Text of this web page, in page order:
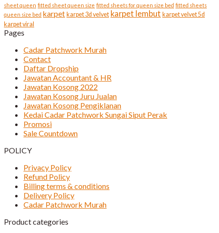
sheet queen fitted sheet queen size fitted sheets for queen size bed fitted sheets
queen size bed karpet karpet 3d velvet karpet lembut karpet velvet 5d
karpet viral
Pages
Cadar Patchwork Murah
Contact
Daftar Dropship
Jawatan Accountant & HR
Jawatan Kosong 2022
Jawatan Kosong Juru Jualan
Jawatan Kosong Pengiklanan
Kedai Cadar Patchwork Sungai Siput Perak
Promosi
Sale Countdown
POLICY
Privacy Policy
Refund Policy
Billing terms & conditions
Delivery Policy
Cadar Patchwork Murah
Product categories